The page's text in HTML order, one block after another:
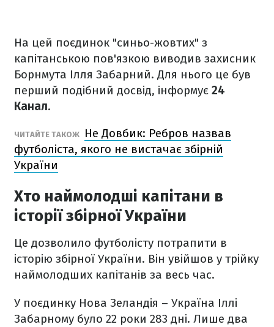
На цей поєдинок "синьо-жовтих" з
капітанською пов'язкою виводив захисник
Борнмута Ілля Забарний. Для нього це був
перший подібний досвід, інформує 24
Канал.
ЧИТАЙТЕ ТАКОЖ
Не Довбик: Ребров назвав
футболіста, якого не вистачає збірній
України
Хто наймолодші капітани в
історії збірної України
Це дозволило футболісту потрапити в
історію збірної України. Він увійшов у трійку
наймолодших капітанів за весь час.
У поєдинку Нова Зеландія – Україна Іллі
Забарному було 22 роки 283 дні. Лише два